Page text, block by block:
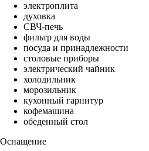
электроплита
духовка
СВЧ-печь
фильтр для воды
посуда и принадлежности
столовые приборы
электрический чайник
холодильник
морозильник
кухонный гарнитур
кофемашина
обеденный стол
Оснащение